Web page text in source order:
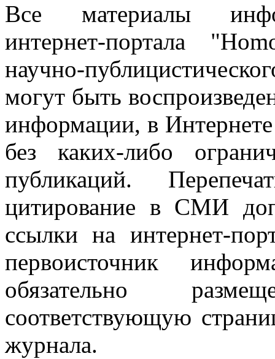
Все материалы
интернет-портала
научно-
могут быть
информации, в
без каких-либо
публикаций.
цитирование в СМИ
ссылки на интернет-
первоисточник
обязательно
соответствующую
журнала.